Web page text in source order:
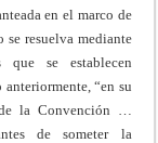
en el marco de
se resuelva mediante
que se establecen
“en su
la Convención …
de someter la